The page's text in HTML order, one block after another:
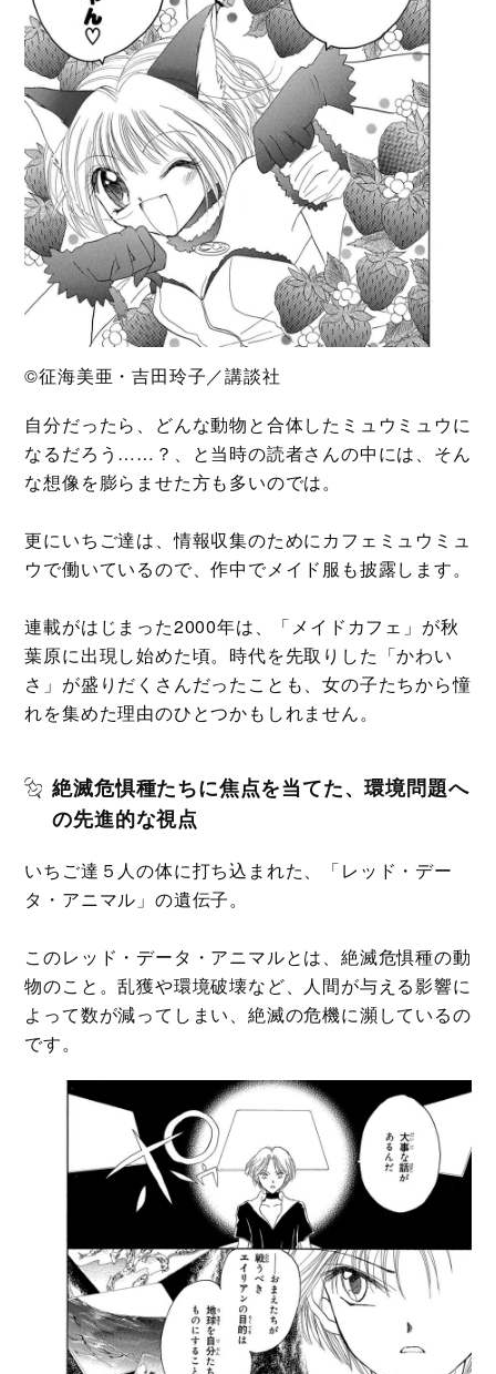
©征海美亜・吉田玲子／講談社
自分だったら、どんな動物と合体したミュウミュウに
なるだろう……？、と当時の読者さんの中には、そん
な想像を膨らませた方も多いのでは。
更にいちご達は、情報収集のためにカフェミュウミュ
ウで働いているので、作中でメイド服も披露します。
連載がはじまった2000年は、「メイドカフェ」が秋
葉原に出現し始めた頃。時代を先取りした「かわい
さ」が盛りだくさんだったことも、女の子たちから憧
れを集めた理由のひとつかもしれません。
絶滅危惧種たちに焦点を当てた、環境問題へ
の先進的な視点
いちご達５人の体に打ち込まれた、「レッド・デー
タ・アニマル」の遺伝子。
このレッド・データ・アニマルとは、絶滅危惧種の動
物のこと。乱獲や環境破壊など、人間が与える影響に
よって数が減ってしまい、絶滅の危機に瀕しているの
です。